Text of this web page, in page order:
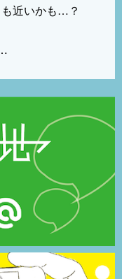
近いかも…？